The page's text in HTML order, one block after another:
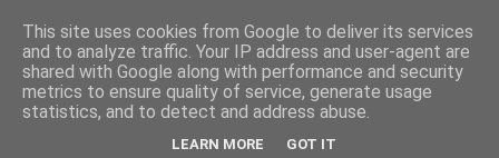
This site uses cookies from Google to deliver its services
and to analyze traffic. Your IP address and user-agent are
shared with Google along with performance and security
metrics to ensure quality of service, generate usage
statistics, and to detect and address abuse.
LEARN MORE GOT IT